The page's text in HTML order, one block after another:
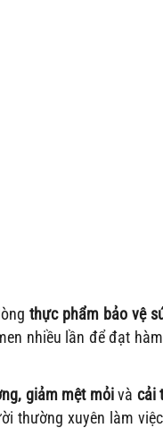
thực phẩm bảo vệ
nhiều lần để đạt
giảm mệt mỏivà cải
thường xuyên làm